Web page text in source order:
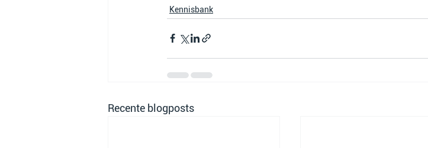
Kennisbank
Recente blogposts